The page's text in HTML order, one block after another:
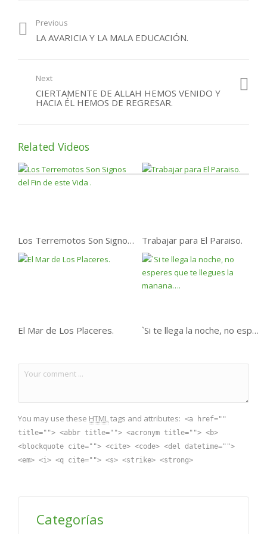
Algunos señales del fin
esperes que te llegues la
manana….
quieres !
Previous
LA AVARICIA Y LA MALA EDUCACIÓN.
Next
CIERTAMENTE DE ALLAH HEMOS VENIDO Y
HACIA ÉL HEMOS DE REGRESAR.
Related Videos
Los Terremotos Son Signos del Fin de este Vida . Trabajar para El Paraiso.
El Mar de Los Placeres. `Si te llega la noche, no esperes que te llegues la manana….
You may use these HTMLtags and attributes: <a href=""
title=""> <abbr title=""> <acronym title=""> <b>
<blockquote cite=""> <cite> <code> <del datetime="">
<em> <i> <q cite=""> <s> <strike> <strong>
Categorías